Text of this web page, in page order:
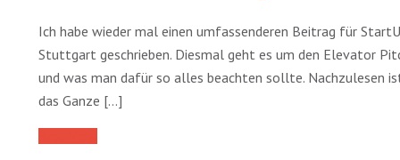
Ich habe wieder mal einen umfassenderen Beitrag für
Stuttgart geschrieben. Diesmal geht es um den Elevator
und was man dafür so alles beachten sollte. Nachzulesen
das Ganze [...]